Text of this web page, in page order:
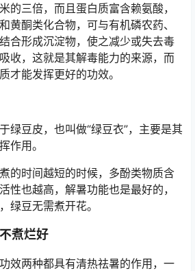
的三倍，而且蛋白质富含赖氨酸，
黄酮类化合物，可与有机磷农药、
合形成沉淀物，使之减少或失去毒
收，这就是其解毒能力的来源，而
才能发挥更好的功效。
绿豆皮，也叫做“绿豆衣”，主要是其
作用。
的时间越短的时候，多酚类物质含
性也越高，解暑功能也是最好的，
绿豆无需煮开花。
煮烂好
效两种都具有清热祛暑的作用，一